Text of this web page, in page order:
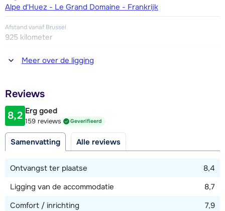
Alpe d'Huez - Le Grand Domaine - Frankrijk
Afstand vanaf Brussel
925 kilometer
Afstand tot winkel(s)
50 meter
50 meter
Afstand tot piste
25 meter
Meer over de ligging
Reviews
8,2 Erg goed
159 reviews Geverifieerd
Samenvatting Alle reviews
Ontvangst ter plaatse
8,4
Ligging van de accommodatie
8,7
Comfort / inrichting
7,9